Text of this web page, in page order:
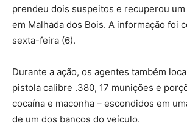
prendeu dois suspeitos e recuperou
em Malhada dos Bois. A informação foi
sexta-feira (6).
Durante a ação, os agentes também
pistola calibre .380, 17 munições e
cocaína e maconha – escondidos em
de um dos bancos do veículo.